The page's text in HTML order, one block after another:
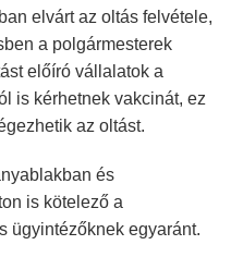
elvárt az oltás felvétele,
a polgármesterek
előíró vállalatok a
is kérhetnek vakcinát, ez
az oltást.
és
is kötelező a
ügyintézőknek egyaránt.